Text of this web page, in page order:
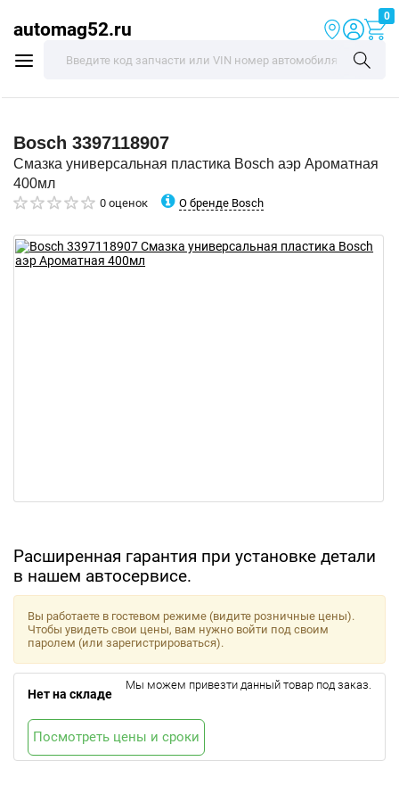
automag52.ru
0
Bosch 3397118907
Смазка универсальная пластика Bosch аэр Ароматная
400мл
0 оценок О бренде Bosch
Расширенная гарантия при установке детали
в нашем автосервисе.
Вы работаете в гостевом режиме (видите розничные цены).
Чтобы увидеть свои цены, вам нужно войти под своим
паролем (или зарегистрироваться).
Нет на складе
Мы можем привезти данный товар под заказ.
Посмотреть цены и сроки